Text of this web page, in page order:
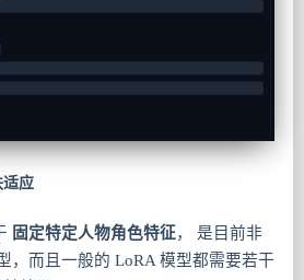
适应
固定特定人物角色特征， 是目前非
，而且一般的 LoRA 模型都需要若干